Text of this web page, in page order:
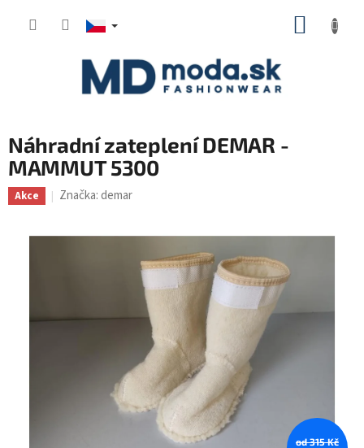
Náhradní zateplení DEMAR -
MAMMUT 5300
Akce Značka:demar
od 315 Kč